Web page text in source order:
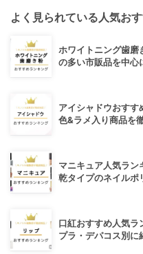
よく見られている人気お
ホワイトニング歯磨
の多い市販品を中心
アイシャドウおす
色&ラメ入り商品を
マニキュア人気ラ
乾タイプのネイルポ
口紅おすすめ人気
プラ・デパコス別に